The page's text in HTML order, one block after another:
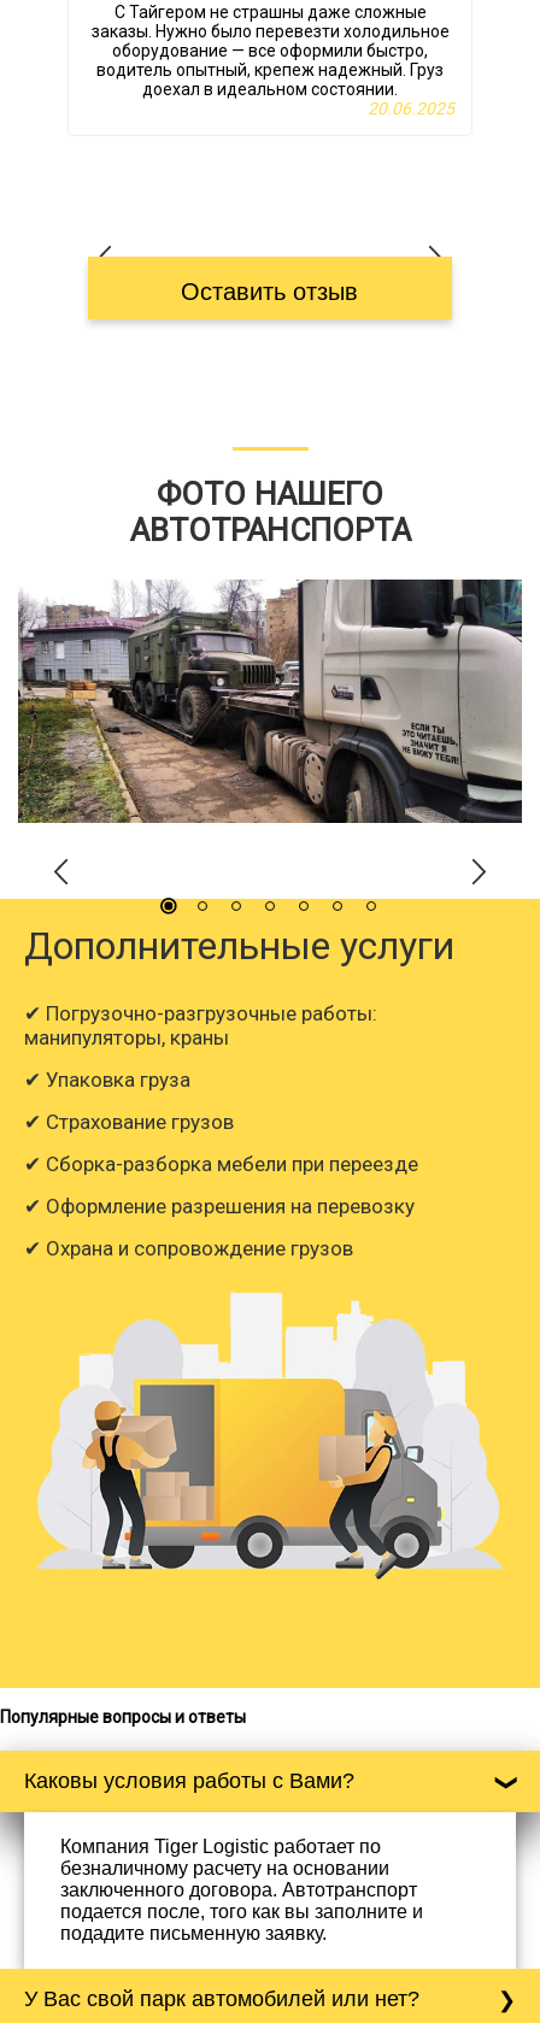
С Тайгером не страшны даже сложные
заказы. Нужно было перевезти холодильное
оборудование — все оформили быстро,
водитель опытный, крепеж надежный. Груз
доехал в идеальном состоянии.
20.06.2025
Оставить отзыв
ФОТО НАШЕГО
АВТОТРАНСПОРТА
Дополнительные услуги
✔ Погрузочно-разгрузочные работы:
манипуляторы, краны
✔ Упаковка груза
✔ Страхование грузов
✔ Сборка-разборка мебели при переезде
✔ Оформление разрешения на перевозку
✔ Охрана и сопровождение грузов
Популярные вопросы и ответы
Каковы условия работы с Вами?
Компания Tiger Logistic работает по
безналичному расчету на основании
заключенного договора. Автотранспорт
подается после, того как вы заполните и
подадите письменную заявку.
У Вас свой парк автомобилей или нет?